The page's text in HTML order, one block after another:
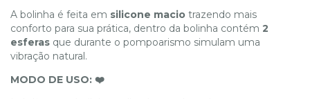
A bolinha é feita em silicone macio trazendo mais
conforto para sua prática, dentro da bolinha contém 2
esferas que durante o pompoarismo simulam uma
vibração natural.
MODO DE USO: ❤️